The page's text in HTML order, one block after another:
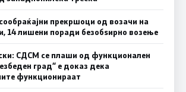
прекршоци од возачи на
14 лишени поради безобѕирно возење
СДСМ се плаши од функционален
град“ е доказ дека
функционираат